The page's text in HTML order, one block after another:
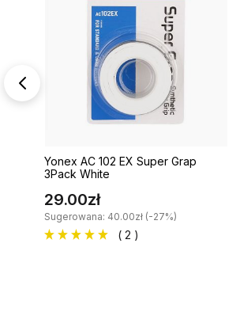
Yonex AC 102 EX Super Grap
3Pack White
29.00zł
Sugerowana: 40.00zł (-27%)
( 2 )